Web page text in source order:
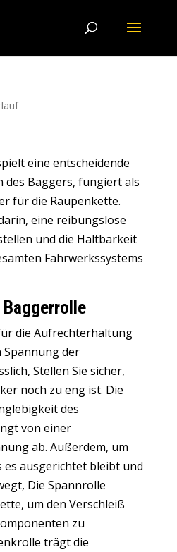
eine entscheidende
des Baggers, fungiert als
für die Raupenkette.
eine reibungslose
und die Haltbarkeit
Fahrwerkssystems
die Aufrechterhaltung
Spannung der
Stellen Sie sicher,
noch zu eng ist. Die
des
von einer
ab. Außerdem, um
es ausgerichtet bleibt und
Die Spannrolle
um den Verschleiß
zu
trägt die